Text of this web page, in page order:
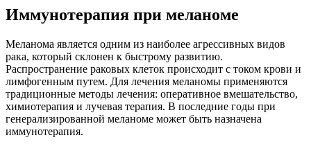
Иммунотерапия при меланоме
Меланома является одним из наиболее агрессивных видов
рака, который склонен к быстрому развитию.
Распространение раковых клеток происходит с током крови и
лимфогенным путем. Для лечения меланомы применяются
традиционные методы лечения: оперативное вмешательство,
химиотерапия и лучевая терапия. В последние годы при
генерализированной меланоме может быть назначена
иммунотерапия.